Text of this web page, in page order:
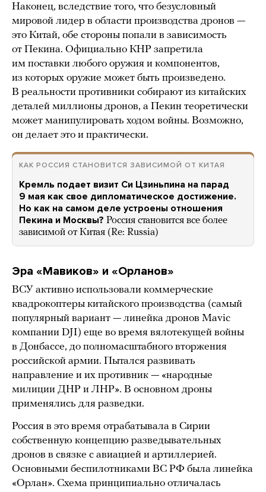
Наконец, вследствие того, что безусловный
мировой лидер в области производства дронов —
это Китай, обе стороны попали в зависимость
от Пекина. Официально КНР запретила
им поставки любого оружия и компонентов,
из которых оружие может быть произведено.
В реальности противники собирают из китайских
деталей миллионы дронов, а Пекин теоретически
может манипулировать ходом войны. Возможно,
он делает это и практически.
КАК РОССИЯ СТАНОВИТСЯ ЗАВИСИМОЙ ОТ КИТАЯ
Кремль подает визит Си Цзиньпина на парад
9 мая как свое дипломатическое достижение.
Но как на самом деле устроены отношения
Пекина и Москвы? Россия становится все более
зависимой от Китая (Re: Russia)
Эра «Мавиков» и «Орланов»
ВСУ активно использовали коммерческие
квадрокоптеры китайского производства (самый
популярный вариант — линейка дронов Mavic
компании DJI) еще во время вялотекущей войны
в Донбассе, до полномасштабного вторжения
российской армии. Пытался развивать
направление и их противник — «народные
милиции ДНР и ЛНР». В основном дроны
применялись для разведки.
Россия в это время отрабатывала в Сирии
собственную концепцию разведывательных
дронов в связке с авиацией и артиллерией.
Основными беспилотниками ВС РФ была линейка
«Орлан». Схема принципиально отличалась